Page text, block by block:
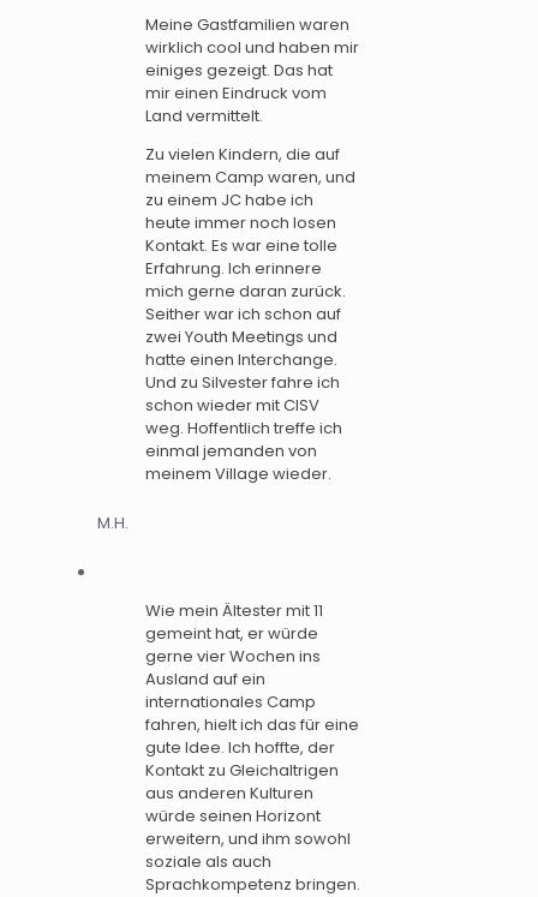
Meine Gastfamilien waren
wirklich cool und haben mir
einiges gezeigt. Das hat
mir einen Eindruck vom
Land vermittelt.
Zu vielen Kindern, die auf
meinem Camp waren, und
zu einem JC habe ich
heute immer noch losen
Kontakt. Es war eine tolle
Erfahrung. Ich erinnere
mich gerne daran zurück.
Seither war ich schon auf
zwei Youth Meetings und
hatte einen Interchange.
Und zu Silvester fahre ich
schon wieder mit CISV
weg. Hoffentlich treffe ich
einmal jemanden von
meinem Village wieder.
M.H.
Wie mein Ältester mit 11
gemeint hat, er würde
gerne vier Wochen ins
Ausland auf ein
internationales Camp
fahren, hielt ich das für eine
gute Idee. Ich hoffte, der
Kontakt zu Gleichaltrigen
aus anderen Kulturen
würde seinen Horizont
erweitern, und ihm sowohl
soziale als auch
Sprachkompetenz bringen.